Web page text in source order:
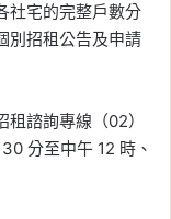
社宅的完整戶數分
別招租公告及申請
諮詢專線（02）
分至中午 12 時、